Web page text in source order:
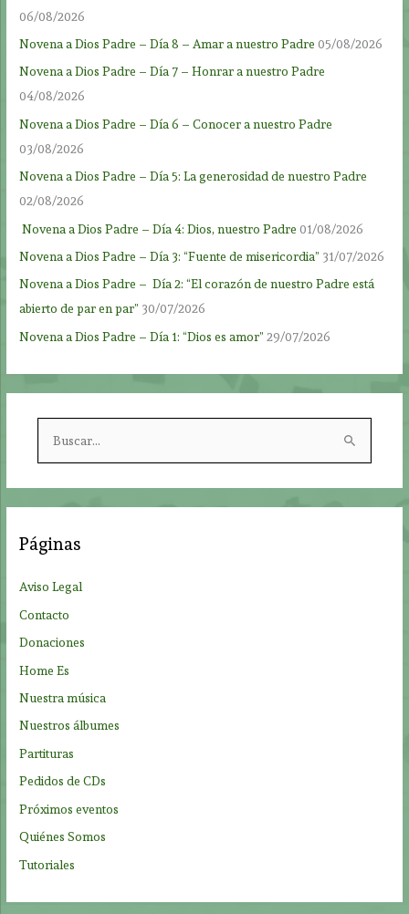
06/08/2026
Novena a Dios Padre – Día 8 – Amar a nuestro Padre 05/08/2026
Novena a Dios Padre – Día 7 – Honrar a nuestro Padre
04/08/2026
Novena a Dios Padre – Día 6 – Conocer a nuestro Padre
03/08/2026
Novena a Dios Padre – Día 5: La generosidad de nuestro Padre
02/08/2026
Novena a Dios Padre – Día 4: Dios, nuestro Padre 01/08/2026
Novena a Dios Padre – Día 3: “Fuente de misericordia” 31/07/2026
Novena a Dios Padre – Día 2: “El corazón de nuestro Padre está
abierto de par en par” 30/07/2026
Novena a Dios Padre – Día 1: “Dios es amor” 29/07/2026
r
:
Páginas
Aviso Legal
Contacto
Donaciones
Home Es
Nuestra música
Nuestros álbumes
Partituras
Pedidos de CDs
Próximos eventos
Quiénes Somos
Tutoriales